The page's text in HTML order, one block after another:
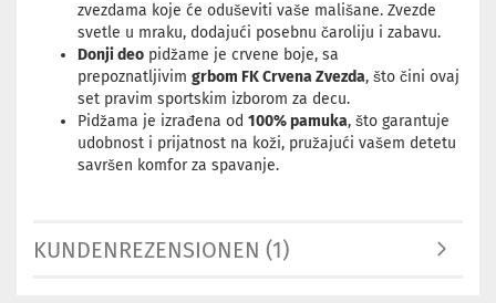
zvezdama koje će oduševiti vaše mališane. Zvezde
svetle u mraku, dodajući posebnu čaroliju i zabavu.
Donji deo pidžame je crvene boje, sa
prepoznatljivim grbom FK Crvena Zvezda, što čini ovaj
set pravim sportskim izborom za decu.
Pidžama je izrađena od 100% pamuka, što garantuje
udobnost i prijatnost na koži, pružajući vašem detetu
savršen komfor za spavanje.
KUNDENREZENSIONEN (1)